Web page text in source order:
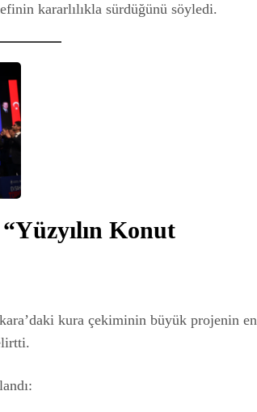
kararlılıkla sürdüğünü söyledi.
Konut
kura çekiminin büyük projenin en